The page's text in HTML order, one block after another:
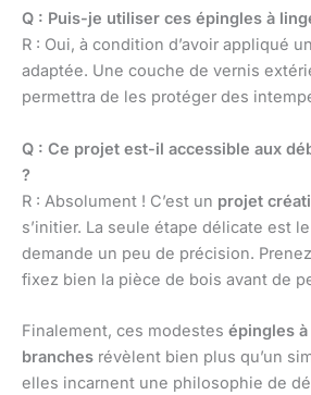
Q : Puis-je utiliser ces épingles à
R : Oui, à condition d’avoir appliqué
adaptée. Une couche de vernis
permettra de les protéger des
Q : Ce projet est-il accessible aux
?
R : Absolument ! C’est un projet
s’initier. La seule étape délicate est
demande un peu de précision.
fixez bien la pièce de bois avant de
Finalement, ces modestes épingles
branches révèlent bien plus qu’un
elles incarnent une philosophie de